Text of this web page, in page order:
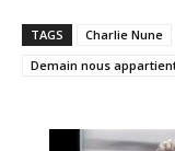
r
g
e
TAGS Charlie Nune
Demain nous